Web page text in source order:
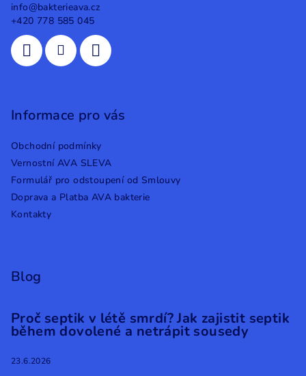
info@bakterieava.cz
+420 778 585 045
Informace pro vás
Obchodní podmínky
Vernostní AVA SLEVA
Formulář pro odstoupení od Smlouvy
Doprava a Platba AVA bakterie
Kontakty
Blog
Proč septik v létě smrdí? Jak zajistit septik
během dovolené a netrápit sousedy
23.6.2026